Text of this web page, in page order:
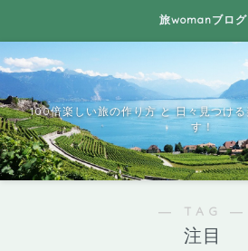
旅womanブログ
100倍楽しい旅の作り方 と 日々見つけ
す！
― TAG ―
注目